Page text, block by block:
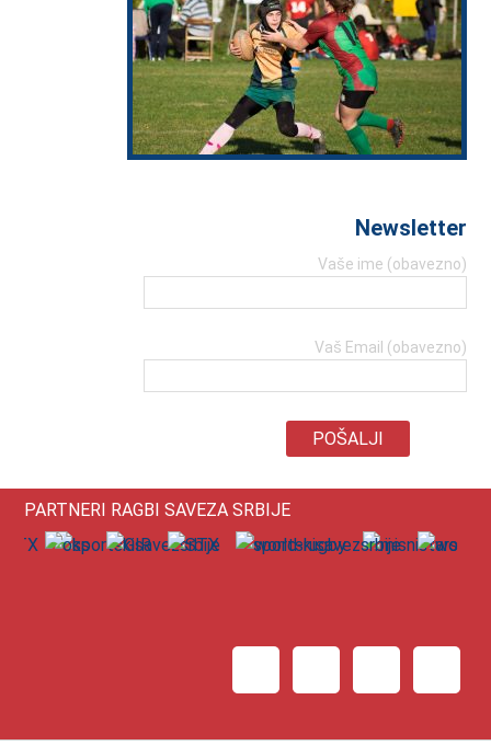
Newsletter
Vaše ime (obavezno)
Vaš Email (obavezno)
PARTNERI RAGBI SAVEZA SRBIJE